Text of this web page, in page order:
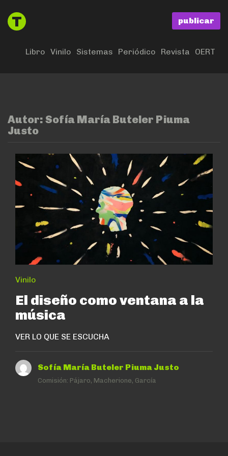
publicar
Libro Vinilo Sistemas Periódico Revista OERT
Autor: Sofía María Buteler Piuma
Justo
Vinilo
El diseño como ventana a la
música
VER LO QUE SE ESCUCHA
Sofía María Buteler Piuma Justo
Comisión: Pájaro, Macherione, García